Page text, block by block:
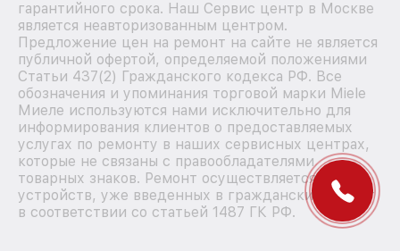
гарантийного срока. Наш Сервис центр в Москве
является неавторизованным центром.
Предложение цен на ремонт на сайте не является
публичной офертой, определяемой положениями
Статьи 437(2) Гражданского кодекса РФ. Все
обозначения и упоминания торговой марки Miele
Миеле используются нами исключительно для
информирования клиентов о предоставляемых
услугах по ремонту в наших сервисных центрах,
которые не связаны с правообладателями
товарных знаков. Ремонт осуществляется для
устройств, уже введенных в гражданский оборот
в соответствии со статьей 1487 ГК РФ.